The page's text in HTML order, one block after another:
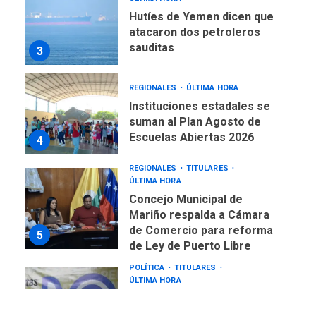
3
Hutíes de Yemen dicen que
atacaron dos petroleros
sauditas
4
REGIONALES ÚLTIMA HORA
Instituciones estadales se
suman al Plan Agosto de
Escuelas Abiertas 2026
5
REGIONALES
TITULARES
ÚLTIMA HORA
Concejo Municipal de
Mariño respalda a Cámara
de Comercio para reforma
de Ley de Puerto Libre
POLÍTICA
TITULARES
ÚLTIMA HORA